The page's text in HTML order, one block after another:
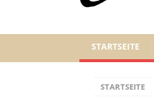
STARTSEITE
STARTSEITE